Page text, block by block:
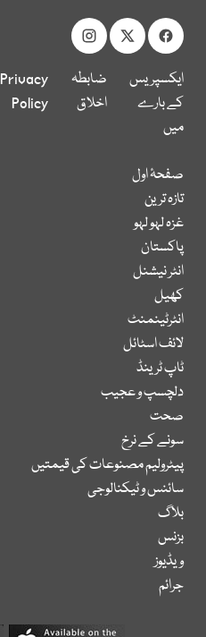
ایکسپریس
کے بارے
میں
ضابطہ
اخلاق
Privacy
Policy
صفحۂ اول
تازہ ترین
غزہ لہو لہو
پاکستان
انٹر نیشنل
کھیل
انٹرٹینمنٹ
لائف اسٹائل
ٹاپ ٹرینڈ
دلچسپ و عجیب
صحت
سونے کے نرخ
پیٹرولیم مصنوعات کی قیمتیں
سائنس و ٹیکنالوجی
بلاگ
بزنس
ویڈیوز
جرائم